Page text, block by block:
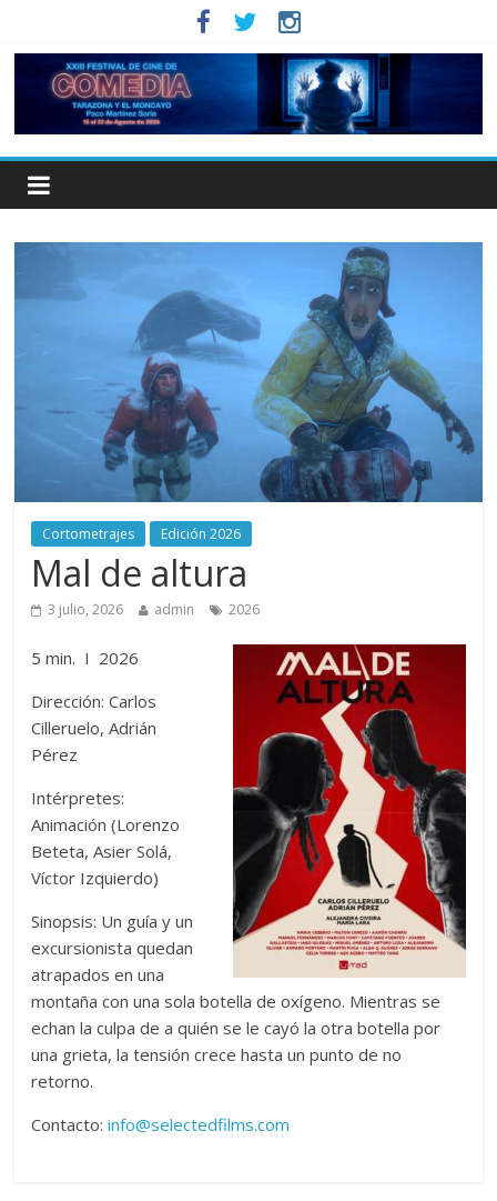
Cortometrajes Edición 2026
Mal de altura
3 julio, 2026 admin 2026
5 min. I 2026
Dirección: Carlos
Cilleruelo, Adrián
Pérez
Intérpretes:
Animación (Lorenzo
Beteta, Asier Solá,
Víctor Izquierdo)
Sinopsis: Un guía y un
excursionista quedan
atrapados en una
montaña con una sola botella de oxígeno. Mientras se
echan la culpa de a quién se le cayó la otra botella por
una grieta, la tensión crece hasta un punto de no
retorno.
Contacto:info@selectedfilms.com